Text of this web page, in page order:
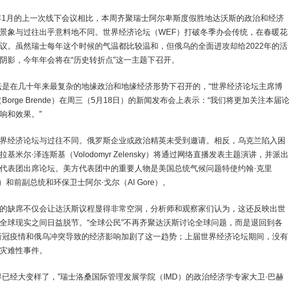
的上一次线下会议相比，本周齐聚瑞士阿尔卑斯度假胜地达沃斯的政治和经济
象与过往出乎意料地不同。世界经济论坛（WEF）打破冬季办会传统，在春暖花
。虽然瑞士每年这个时候的气温都比较温和，但俄乌的全面进攻却给2022年的活
影，今年年会将在“历史转折点”这一主题下召开。
几十年来最复杂的地缘政治和地缘经济形势下召开的，“世界经济论坛主席博
Borge Brende）在周三（5月18日）的新闻发布会上表示：“我们将更加关注本届论
和效果。”
济论坛与过往不同。俄罗斯企业或政治精英未受到邀请。相反，乌克兰陷入困
基米尔·泽连斯基（Volodomyr Zelensky）将通过网络直播发表主题演讲，并派出
表团出席论坛。美方代表团中的重要人物是美国总统气候问题特使约翰·克里
和前副总统和环保卫士阿尔·戈尔（Al Gore）。
席不仅会让达沃斯议程显得非常空洞，分析师和观察家们认为，这还反映出世
球现实之间日益脱节。“全球公民”不再齐聚达沃斯讨论全球问题，而是退回到各
冠疫情和俄乌冲突导致的经济影响加剧了这一趋势；上届世界经济论坛期间，没有
难性事件。
大变样了，”瑞士洛桑国际管理发展学院（IMD）的政治经济学专家大卫·巴赫